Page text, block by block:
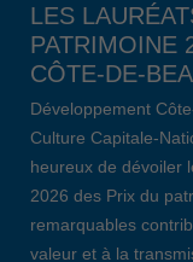
LES
PATRIMOINE
CÔTE-DE-
Développement
Culture Capitale-
heureux de dévoiler
2026 des Prix du
remarquables
valeur et à la